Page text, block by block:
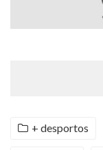
+ desportos